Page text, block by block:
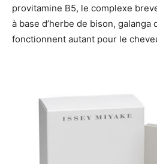
provitamine B5, le complexe
à base d’herbe de bison,
fonctionnent autant pour le